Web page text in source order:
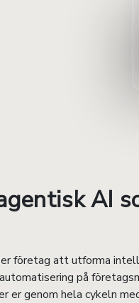
AI
företag att utforma
på
er genom hela cykeln